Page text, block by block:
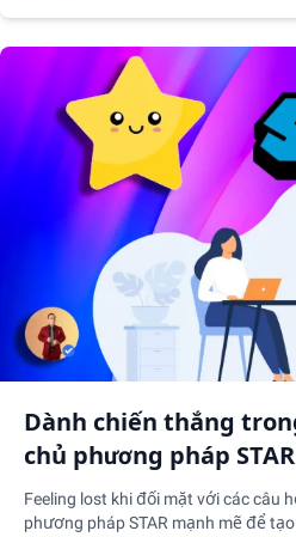
Dành chiến thắng
chủ phương pháp STAR
Feeling lost khi đối mặt với các câu
phương pháp STAR mạnh mẽ để